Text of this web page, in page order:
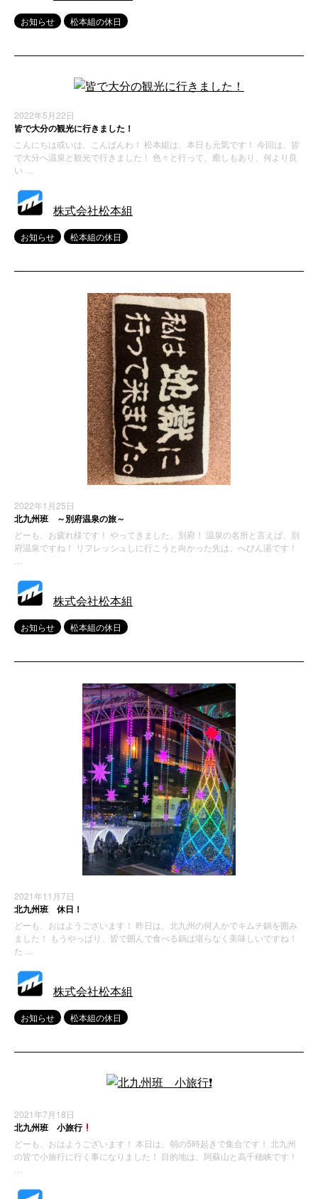
お知らせ 松本組の休日
2022年5月22日
皆で大分の観光に行きました！
こんにちは或いは、こんばんわ！ 松本組は、本日も元気です！ 今回は、皆
で大分へ温泉と観光で行きました！ 色々と行って、癒しもあり、何より良
い …
株式会社松本組
お知らせ 松本組の休日
2022年1月25日
北九州班 ～別府温泉の旅～
どーも、お疲れ様です！ やってきました、別府！ 温泉の名所と言えば、別
府温泉ですね！ リフレッシュしに行こうと向かった先は、へびん湯です！
株式会社松本組
お知らせ 松本組の休日
2021年11月7日
北九州班 休日！
どーも、おはようございます！ 昨日は、北九州の何人かでキムチ鍋を囲み
ました！ もうやっぱり、皆で囲んで食べる鍋は堪らなく美味しいですね！
た …
株式会社松本組
お知らせ 松本組の休日
2021年7月18日
北九州班 小旅行
どーも、おはようございます！ 本日は、朝の5時起きで集合です！ 北九州
の皆で小旅行に行く事になりました！ 目的地は、阿蘇山と高千穂峡です！
…